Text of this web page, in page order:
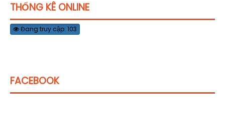
THỐNG KÊ ONLINE
Đang truy cập: 103
FACEBOOK